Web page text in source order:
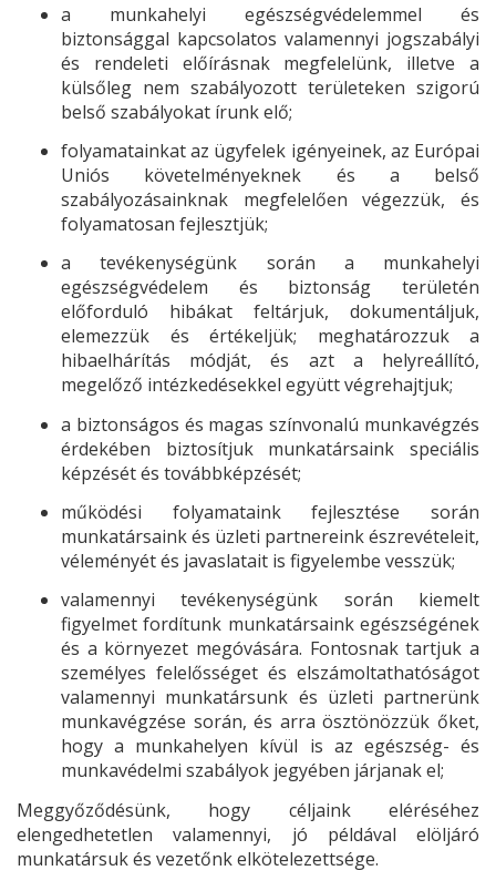
a munkahelyi egészségvédelemmel és
biztonsággal kapcsolatos valamennyi jogszabályi
és rendeleti előírásnak megfelelünk, illetve a
külsőleg nem szabályozott területeken szigorú
belső szabályokat írunk elő;
folyamatainkat az ügyfelek igényeinek, az Európai
Uniós követelményeknek és a belső
szabályozásainknak megfelelően végezzük, és
folyamatosan fejlesztjük;
a tevékenységünk során a munkahelyi
egészségvédelem és biztonság területén
előforduló hibákat feltárjuk, dokumentáljuk,
elemezzük és értékeljük; meghatározzuk a
hibaelhárítás módját, és azt a helyreállító,
megelőző intézkedésekkel együtt végrehajtjuk;
a biztonságos és magas színvonalú munkavégzés
érdekében biztosítjuk munkatársaink speciális
képzését és továbbképzését;
működési folyamataink fejlesztése során
munkatársaink és üzleti partnereink észrevételeit,
véleményét és javaslatait is figyelembe vesszük;
valamennyi tevékenységünk során kiemelt
figyelmet fordítunk munkatársaink egészségének
és a környezet megóvására. Fontosnak tartjuk a
személyes felelősséget és elszámoltathatóságot
valamennyi munkatársunk és üzleti partnerünk
munkavégzése során, és arra ösztönözzük őket,
hogy a munkahelyen kívül is az egészség- és
munkavédelmi szabályok jegyében járjanak el;
Meggyőződésünk, hogy céljaink eléréséhez
elengedhetetlen valamennyi, jó példával elöljáró
munkatársuk és vezetőnk elkötelezettsége.